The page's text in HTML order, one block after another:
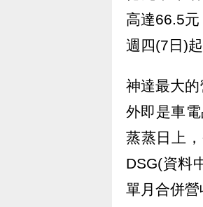
高達66.5
週四(7日)
神達最大
外即是車
蒸蒸日上
DSG(資料
單月合併營